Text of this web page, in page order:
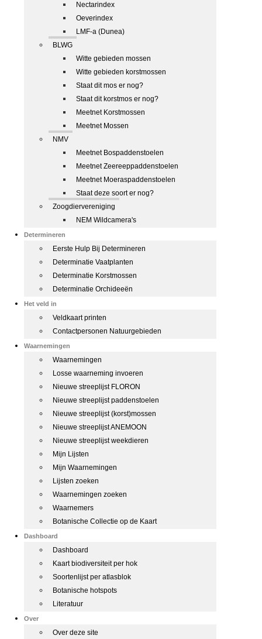
Nectarindex
Oeverindex
LMF-a (Dunea)
BLWG
Witte gebieden mossen
Witte gebieden korstmossen
Staat dit mos er nog?
Staat dit korstmos er nog?
Meetnet Korstmossen
Meetnet Mossen
NMV
Meetnet Bospaddenstoelen
Meetnet Zeereeppaddenstoelen
Meetnet Moeraspaddenstoelen
Staat deze soort er nog?
Zoogdiervereniging
NEM Wildcamera's
Determineren
Eerste Hulp Bij Determineren
Determinatie Vaatplanten
Determinatie Korstmossen
Determinatie Orchideeën
Het veld in
Veldkaart printen
Contactpersonen Natuurgebieden
Waarnemingen
Waarnemingen
Losse waarneming invoeren
Nieuwe streeplijst FLORON
Nieuwe streeplijst paddenstoelen
Nieuwe streeplijst (korst)mossen
Nieuwe streeplijst ANEMOON
Nieuwe streeplijst weekdieren
Mijn Lijsten
Mijn Waarnemingen
Lijsten zoeken
Waarnemingen zoeken
Waarnemers
Botanische Collectie op de Kaart
Dashboard
Dashboard
Kaart biodiversiteit per hok
Soortenlijst per atlasblok
Botanische hotspots
Literatuur
Over
Over deze site